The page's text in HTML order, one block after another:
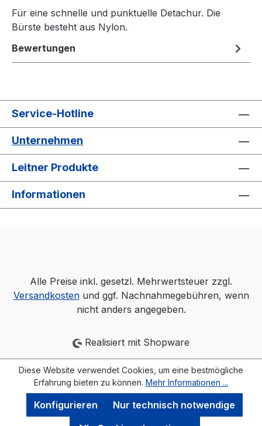
Für eine schnelle und punktuelle Detachur. Die
Bürste besteht aus Nylon.
Bewertungen
Service-Hotline
Unternehmen
Leitner Produkte
Informationen
Alle Preise inkl. gesetzl. Mehrwertsteuer zzgl.
Versandkostenund ggf. Nachnahmegebühren, wenn
nicht anders angegeben.
Realisiert mit Shopware
Diese Website verwendet Cookies, um eine bestmögliche
Erfahrung bieten zu können. Mehr Informationen ...
Nur technisch notwendige
Konfigurieren